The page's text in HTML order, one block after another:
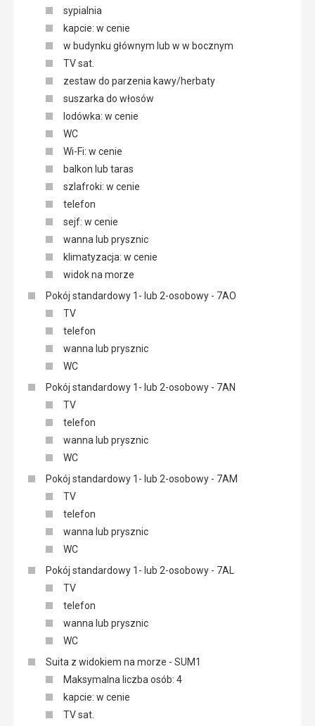
sypialnia
kapcie: w cenie
w budynku głównym lub w w bocznym
TV sat.
zestaw do parzenia kawy/herbaty
suszarka do włosów
lodówka: w cenie
WC
Wi-Fi: w cenie
balkon lub taras
szlafroki: w cenie
telefon
sejf: w cenie
wanna lub prysznic
klimatyzacja: w cenie
widok na morze
Pokój standardowy 1- lub 2-osobowy - 7AO
TV
telefon
wanna lub prysznic
WC
Pokój standardowy 1- lub 2-osobowy - 7AN
TV
telefon
wanna lub prysznic
WC
Pokój standardowy 1- lub 2-osobowy - 7AM
TV
telefon
wanna lub prysznic
WC
Pokój standardowy 1- lub 2-osobowy - 7AL
TV
telefon
wanna lub prysznic
WC
Suita z widokiem na morze - SUM1
Maksymalna liczba osób: 4
kapcie: w cenie
TV sat.